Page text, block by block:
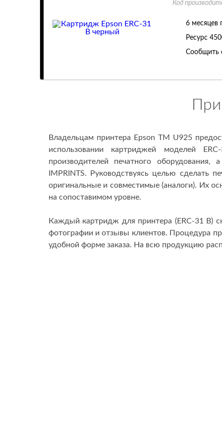
Код
6 месяцев
Ресурс
Сообщить
Владельцам принтера Epson TM U925
использовании картриджей моделей
производителей печатного
IMPRINTS. Руководствуясь целью сделать
оригинальные и совместимые (аналоги). Их
на сопоставимом уровне.
Каждый картридж для принтера (ERC-31 B)
фотографии и отзывы клиентов. Процедура
удобной форме заказа. На всю продукцию